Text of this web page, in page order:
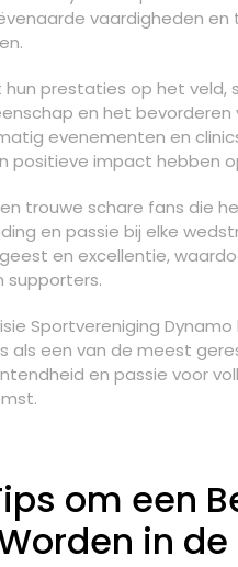
vaardigheden en
hun prestaties op het veld,
en het bevorderen
evenementen en
positieve impact hebben
trouwe schare fans die
en passie bij elke
en excellentie,
supporters.
Sportvereniging
als een van de meest
en passie voor
om een
in